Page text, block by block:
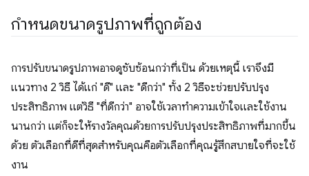
กำหนดขนาดรูปภาพที่ถูกต้อง
การปรับขนาดรูปภาพอาจดูซับซ้อนกว่าที่เป็น ด้วยเหตุนี้ เราจึงมี
แนวทาง 2 วิธี ได้แก่ "ดี" และ "ดีกว่า" ทั้ง 2 วิธีจะช่วยปรับปรุง
ประสิทธิภาพ แต่วิธี "ที่ดีกว่า" อาจใช้เวลาทำความเข้าใจและใช้งาน
นานกว่า แต่ก็จะให้รางวัลคุณด้วยการปรับปรุงประสิทธิภาพที่มากขึ้น
ด้วย ตัวเลือกที่ดีที่สุดสำหรับคุณคือตัวเลือกที่คุณรู้สึกสบายใจที่จะใช้
งาน